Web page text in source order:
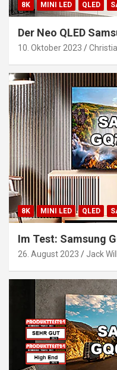
8K MINI LED QLED
Der Neo QLED
10. Oktober 2023
8K MINI LED QLED
Im Test: Samsung
26. August 2023 Jack